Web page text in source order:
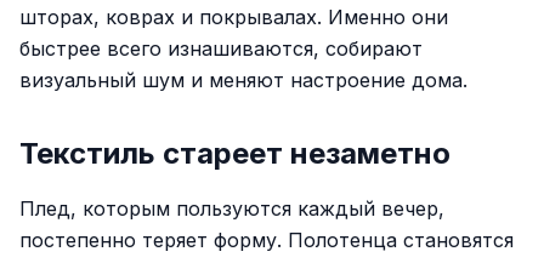
шторах, коврах и покрывалах. Именно они
быстрее всего изнашиваются, собирают
визуальный шум и меняют настроение дома.
Текстиль стареет незаметно
Плед, которым пользуются каждый вечер,
постепенно теряет форму. Полотенца становятся